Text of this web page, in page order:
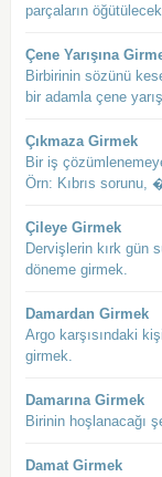
parçaların
Çene Yarışına
Birbirinin sözünü
bir adamla çene
Çıkmaza Girmek
Bir iş
Örn: Kıbrıs sorunu,
Çileye Girmek
Dervişlerin kırk gün
döneme girmek.
Damardan Girmek
Argo karşısındaki
girmek.
Damarına Girmek
Birinin hoşlanacağı
Damat Girmek